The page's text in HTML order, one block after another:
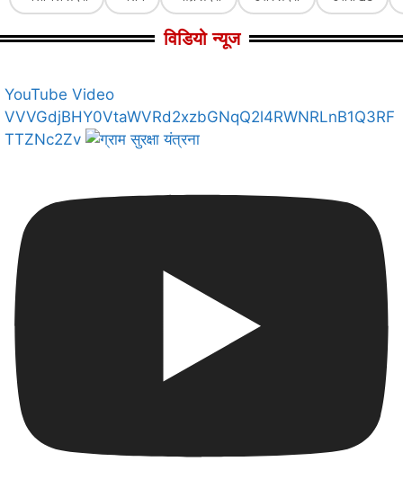
विडियो न्यूज
YouTube Video
VVVGdjBHY0VtaWVRd2xzbGNqQ2l4RWNRLnB1Q3RF
TTZNc2Zv